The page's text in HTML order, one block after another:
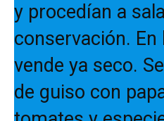
y procedían a
conservación. En
vende ya seco.
de guiso con